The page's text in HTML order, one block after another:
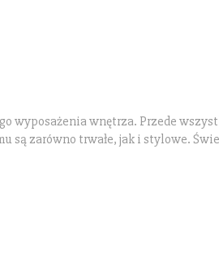
wyposażenia wnętrza. Przede
są zarówno trwałe, jak i stylowe.